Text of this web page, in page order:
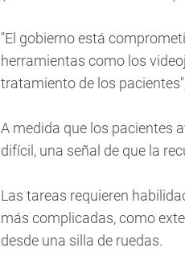
"El gobierno está
herramientas como los
tratamiento de los
A medida que los pacientes
difícil, una señal de que la
Las tareas requieren
más complicadas, como
desde una silla de ruedas.